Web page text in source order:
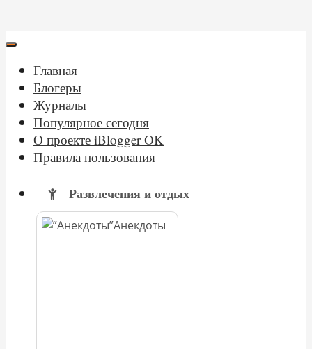
Главная
Блогеры
Журналы
Популярное сегодня
О проекте iBlogger OK
Правила пользования
Развлечения и отдых
Анекдоты